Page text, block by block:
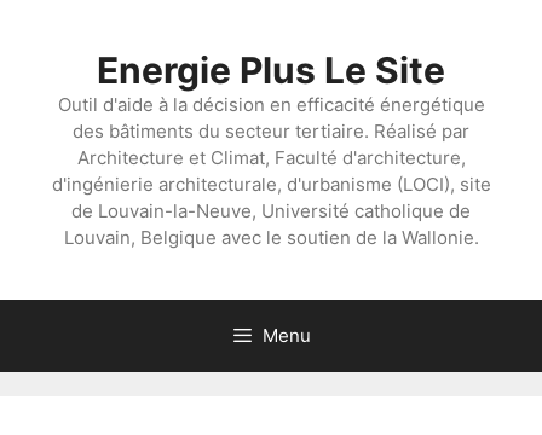
Energie Plus Le Site
Outil d'aide à la décision en efficacité énergétique
des bâtiments du secteur tertiaire. Réalisé par
Architecture et Climat, Faculté d'architecture,
d'ingénierie architecturale, d'urbanisme (LOCI), site
de Louvain-la-Neuve, Université catholique de
Louvain, Belgique avec le soutien de la Wallonie.
Menu